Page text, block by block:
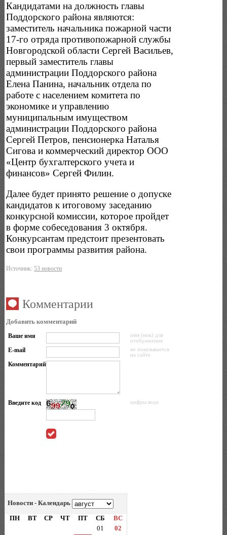
Кандидатами на должность главы
Поддорского района являются:
заместитель начальника пожарной части
17-го отряда противопожарной службы
Новгородской области Сергей Васильев,
первый заместитель главы
администрации Поддорского района
Елена Панина, начальник отдела по
работе с населением комитета по
экономике и управлению
муниципальным имуществом
администрации Поддорского района
Сергей Петров, пенсионерка Наталья
Сигова и коммерческий директор ООО
«Центр бухгалтерского учета и
финансов» Сергей Филин.
Далее будет принято решение о допуске
кандидатов к итоговому заседанию
конкурсной комиссии, которое пройдет
в форме собеседования 3 октября.
Конкурсантам предстоит презентовать
свои программы развития района.
Источник:53 новости
Комментарии
Добавить комментарий
Ваше имя
имя (ник) для
отображения
E-mail
не показывается
на сайте
Комментарий
Введите код цифры кода
Новости - Календарь
ПН
ВТ СР ЧТ ПТ СБ
ВС
01
02